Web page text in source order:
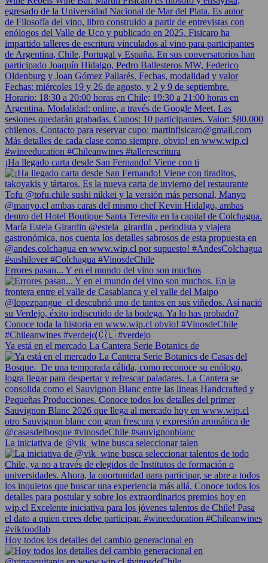
¡Ha llegado carta desde San Fernando! Viene con ti
Errores pasan... Y en el mundo del vino son muchos
Ya está en el mercado La Cantera Serie Botanics de
La iniciativa de @vik_wine busca seleccionar talen
Hoy todos los detalles del cambio generacional en